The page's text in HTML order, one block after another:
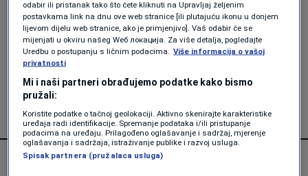
LIDERI
FORBES BiH Životni put Amre Šabić-
El-Rayess: Rad u Goldman Sachsu,
aktivizam za Bosnu i Hercegovinu i
Forbes BiH
odabir ili pristanak tako što ćete kliknuti na Upravljaj željenim
postavkama link na dnu ove web stranice [ili plutajuću ikonu u donjem
lijevom dijelu web stranice, ako je primjenjivo]. Vaš odabir će se
mijenjati u okviru našeg Wеб локација. Za više detalja, pogledajte
Uredbu o postupanju s ličnim podacima.
Više informacija o vašoj
privatnosti
Mi i naši partneri obrađujemo podatke kako bismo
pružali:
Koristite podatke o tačnoj geolokaciji. Aktivno skenirajte karakteristike
uređaja radi identifikacije. Spremanje podataka i/ili pristupanje
podacima na uređaju. Prilagođeno oglašavanje i sadržaj, mjerenje
oglašavanja i sadržaja, istraživanje publike i razvoj usluga.
Spisak partnera (pružalaca usluga)